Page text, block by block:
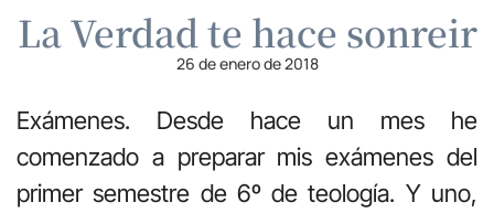
La Verdad te hace sonreir
26 de enero de 2018
Exámenes. Desde hace un mes he
comenzado a preparar mis exámenes del
primer semestre de 6º de teología. Y uno,